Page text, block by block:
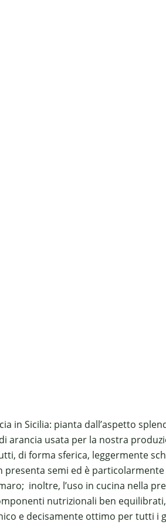
in Sicilia: pianta dall’aspetto
arancia usata per la nostra
di forma sferica, leggermente
semi ed è
inoltre, l’uso in cucina nella
nutrizionali ben
e decisamente ottimo per tutti i